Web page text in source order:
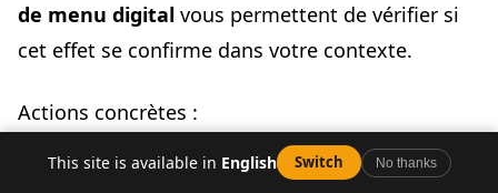
de menu digital vous permettent de vérifier si
cet effet se confirme dans votre contexte.
Actions concrètes :
Placez vos plats à forte marge en haut de
This site is available in English Switch No thanks